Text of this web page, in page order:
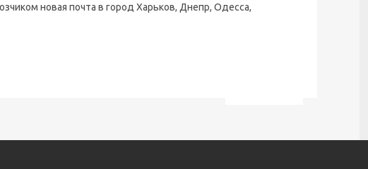
новая почта в город Харьков, Днепр, Одесса,